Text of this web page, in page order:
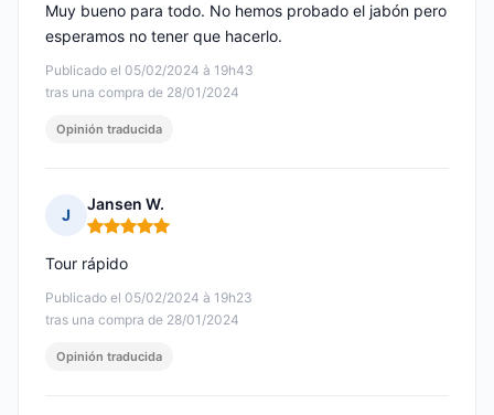
Publicado el 05/02/2024 à 19h43
tras una compra de 28/01/2024
Muy bueno para todo. No hemos probado el jabón pero
esperamos no tener que hacerlo.
Opinión traducida
J
Jansen W.
Nota: 5 de 5
Publicado el 05/02/2024 à 19h23
tras una compra de 28/01/2024
Tour rápido
Opinión traducida